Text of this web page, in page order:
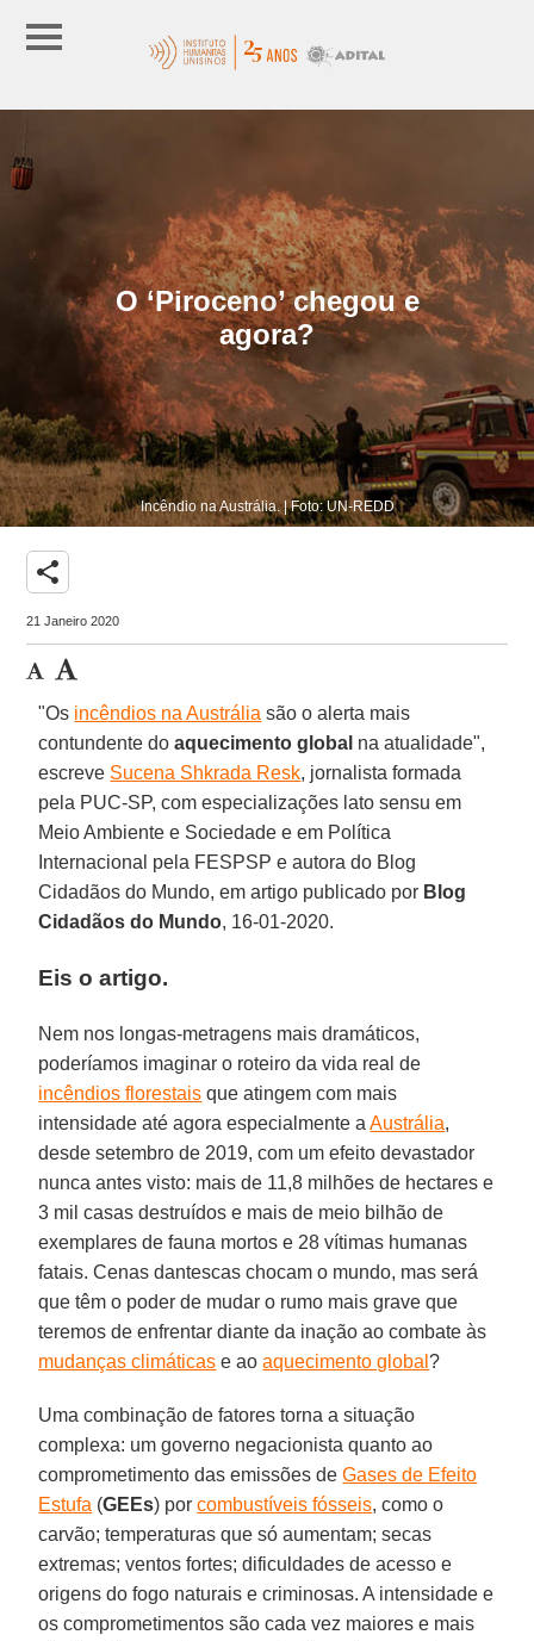
O ‘Piroceno’ chegou e
agora?
Incêndio na Austrália. | Foto: UN-REDD
share
21 Janeiro 2020
"Os incêndios na Austrália são o alerta mais
contundente doaquecimento global na atualidade",
escreve Sucena Shkrada Resk, jornalista formada
pela PUC-SP, com especializações lato sensu em
Meio Ambiente e Sociedade e em Política
Internacional pela FESPSP e autora do Blog
Cidadãos do Mundo, em artigo publicado por Blog
Cidadãos do Mundo, 16-01-2020.
Eis o artigo.
Nem nos longas-metragens mais dramáticos,
poderíamos imaginar o roteiro da vida real de
incêndios florestais que atingem com mais
intensidade até agora especialmente aAustrália,
desde setembro de 2019, com um efeito devastador
nunca antes visto: mais de 11,8 milhões de hectares e
3 mil casas destruídos e mais de meio bilhão de
exemplares de fauna mortos e 28 vítimas humanas
fatais. Cenas dantescas chocam o mundo, mas será
que têm o poder de mudar o rumo mais grave que
teremos de enfrentar diante da inação ao combate às
mudanças climáticas e aoaquecimento global?
Uma combinação de fatores torna a situação
complexa: um governo negacionista quanto ao
comprometimento das emissões deGases de Efeito
Estufa (GEEs) porcombustíveis fósseis, como o
carvão; temperaturas que só aumentam; secas
extremas; ventos fortes; dificuldades de acesso e
origens do fogo naturais e criminosas. A intensidade e
os comprometimentos são cada vez maiores e mais